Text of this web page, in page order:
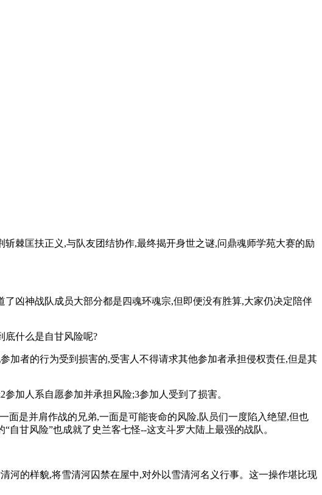
棘匡扶正义,与队友团结协作,最终揭开身世之谜,问鼎魂师学苑大赛的励
凶神战队成员大部分都是四魂环魂宗,但即便没有胜算,大家仍决定陪伴
底什么是自甘风险呢?
加者的行为受到损害的,受害人不得请求其他参加者承担侵权责任,但是其
加人系自愿参加并承担风险;3参加人受到了损害。
面是并肩作战的兄弟,一面是可能丧命的风险,队员们一度陷入绝望,但也
甘风险”也成就了史兰客七怪--这支斗罗大陆上最强的战队。
河的样貌,将雪清河囚禁在屋中,对外以雪清河名义行事。这一操作堪比现